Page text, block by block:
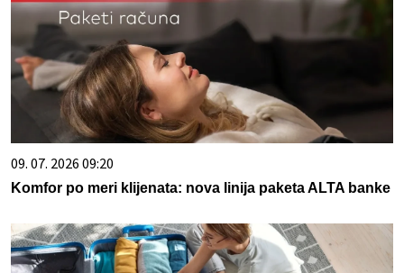
09. 07. 2026 09:20
Komfor po meri klijenata: nova linija paketa ALTA banke